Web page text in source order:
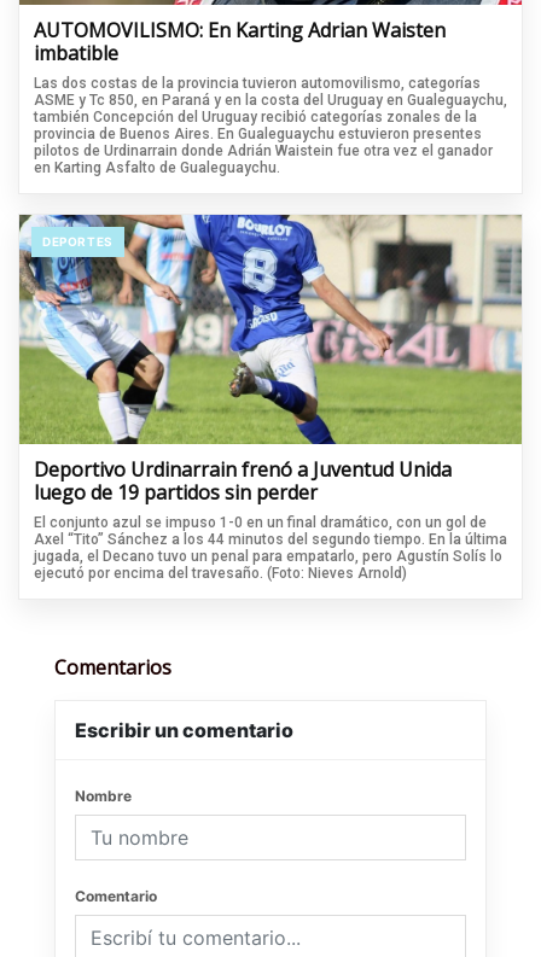
AUTOMOVILISMO: En Karting Adrian Waisten
imbatible
Las dos costas de la provincia tuvieron automovilismo, categorías
ASME y Tc 850, en Paraná y en la costa del Uruguay en Gualeguaychu,
también Concepción del Uruguay recibió categorías zonales de la
provincia de Buenos Aires. En Gualeguaychu estuvieron presentes
pilotos de Urdinarrain donde Adrián Waistein fue otra vez el ganador
en Karting Asfalto de Gualeguaychu.
DEPORTES
Deportivo Urdinarrain frenó a Juventud Unida
luego de 19 partidos sin perder
El conjunto azul se impuso 1-0 en un final dramático, con un gol de
Axel “Tito” Sánchez a los 44 minutos del segundo tiempo. En la última
jugada, el Decano tuvo un penal para empatarlo, pero Agustín Solís lo
ejecutó por encima del travesaño. (Foto: Nieves Arnold)
Comentarios
Escribir un comentario
Nombre
Comentario